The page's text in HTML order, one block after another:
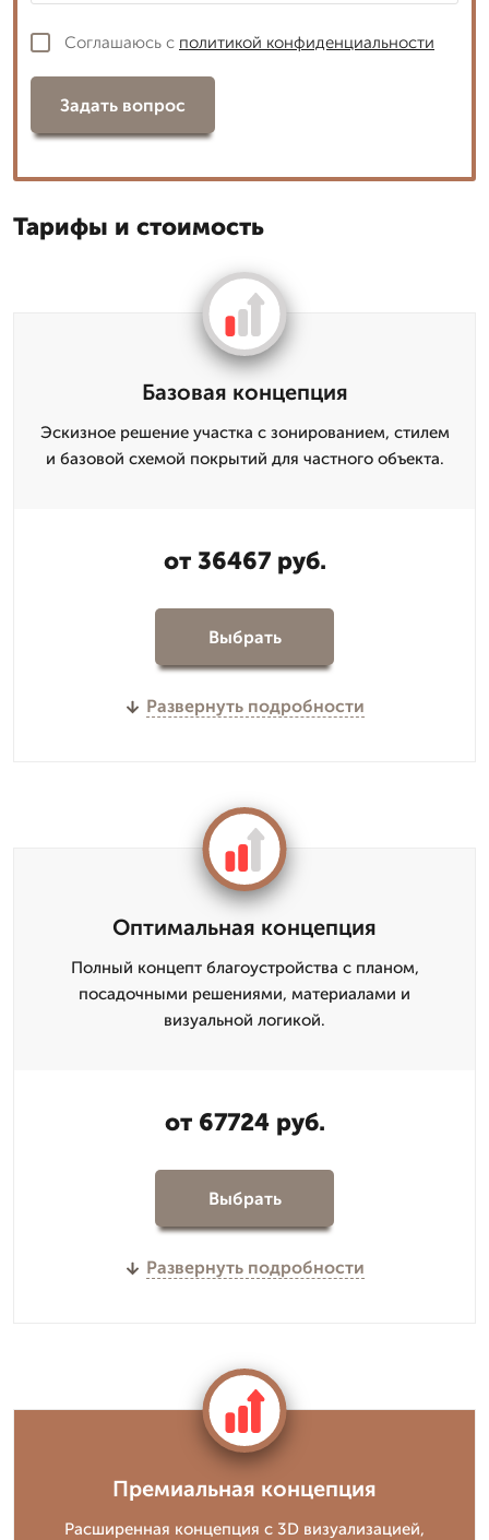
Соглашаюсь с политикой конфиденциальности
Задать вопрос
Тарифы и стоимость
Базовая концепция
Эскизное решение участка с зонированием, стилем
и базовой схемой покрытий для частного объекта.
от 36467 руб.
Выбрать
Развернуть подробности
Оптимальная концепция
Полный концепт благоустройства с планом,
посадочными решениями, материалами и
визуальной логикой.
от 67724 руб.
Выбрать
Развернуть подробности
Премиальная концепция
Расширенная концепция с 3D визуализацией,